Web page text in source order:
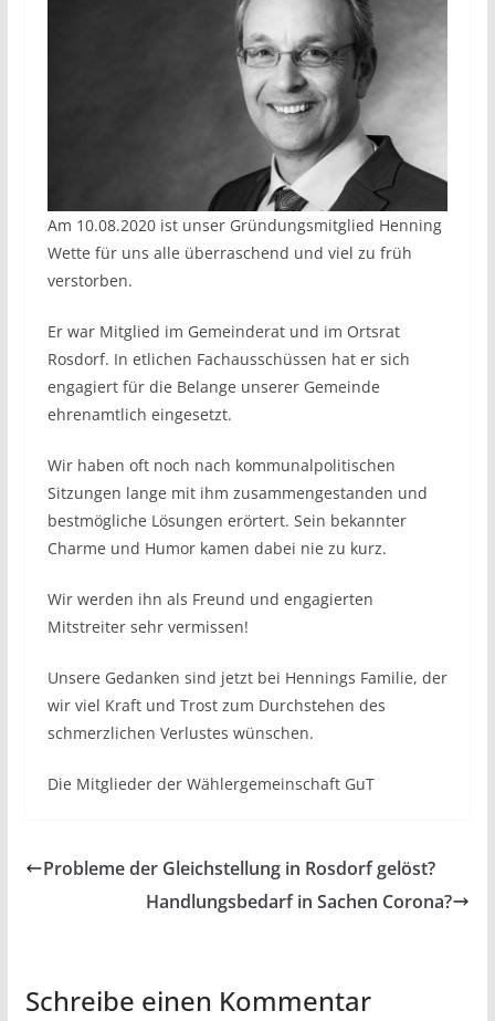
Am 10.08.2020 ist unser Gründungsmitglied Henning
Wette für uns alle überraschend und viel zu früh
verstorben.
Er war Mitglied im Gemeinderat und im Ortsrat
Rosdorf. In etlichen Fachausschüssen hat er sich
engagiert für die Belange unserer Gemeinde
ehrenamtlich eingesetzt.
Wir haben oft noch nach kommunalpolitischen
Sitzungen lange mit ihm zusammengestanden und
bestmögliche Lösungen erörtert. Sein bekannter
Charme und Humor kamen dabei nie zu kurz.
Wir werden ihn als Freund und engagierten
Mitstreiter sehr vermissen!
Unsere Gedanken sind jetzt bei Hennings Familie, der
wir viel Kraft und Trost zum Durchstehen des
schmerzlichen Verlustes wünschen.
Die Mitglieder der Wählergemeinschaft GuT
Probleme der Gleichstellung in Rosdorf gelöst?
Handlungsbedarf in Sachen Corona?
Schreibe einen Kommentar